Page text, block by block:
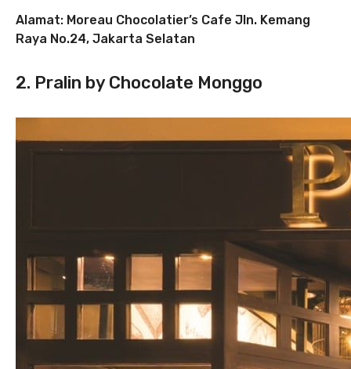
Alamat: Moreau Chocolatier’s Cafe Jln. Kemang
Raya No.24, Jakarta Selatan
2. Pralin by Chocolate Monggo